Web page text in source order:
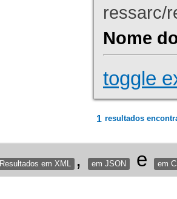
ressarc/
Nome
toggle
1 resultados
Resultados em XML , em JSON e em